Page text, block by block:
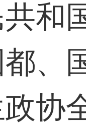
和
、
协